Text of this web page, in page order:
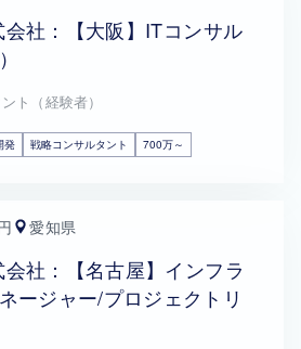
会社：【大阪】ITコンサル
ト（経験者）
発 戦略コンサルタント 700万～
愛知県
社：【名古屋】インフラ
ージャー/プロジェクトリ